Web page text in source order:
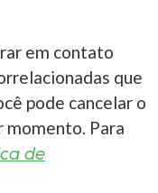
em contato
que
pode cancelar o
momento. Para
de